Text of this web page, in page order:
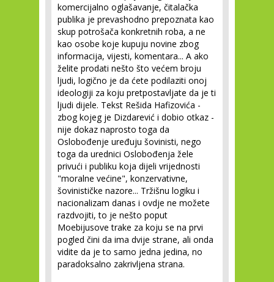
komercijalno oglašavanje, čitalačka
publika je prevashodno prepoznata kao
skup potrošača konkretnih roba, a ne
kao osobe koje kupuju novine zbog
informacija, vijesti, komentara... A ako
želite prodati nešto što većem broju
ljudi, logično je da ćete podilaziti onoj
ideologiji za koju pretpostavljate da je ti
ljudi dijele. Tekst Rešida Hafizovića -
zbog kojeg je Dizdarević i dobio otkaz -
nije dokaz naprosto toga da
Oslobođenje uređuju šovinisti, nego
toga da urednici Oslobođenja žele
privući i publiku koja dijeli vrijednosti
"moralne većine", konzervativne,
šovinističke nazore... Tržišnu logiku i
nacionalizam danas i ovdje ne možete
razdvojiti, to je nešto poput
Moebijusove trake za koju se na prvi
pogled čini da ima dvije strane, ali onda
vidite da je to samo jedna jedina, no
paradoksalno zakrivljena strana.